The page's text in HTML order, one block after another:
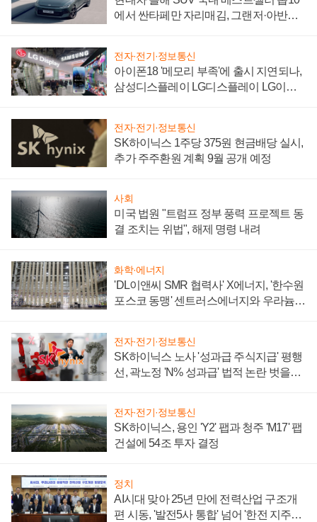
에서 싼타페만 자리매김, 그랜저·아반떼
전자·전기·정보통신
아이폰18 '메모리 부족'에 출시 지연되나,
삼성디스플레이 LG디스플레이 LG이노
전자·전기·정보통신
SK하이닉스 1주당 375원 현금배당 실시,
추가 주주환원 계획 9월 공개 예정
사회
미국 법원 "트럼프 정부 풍력 프로젝트 동
결 조치는 위법", 해제 명령 내려
화학·에너지
'DL이앤씨 SMR 협력사' X에너지, '한수원
포스코 동맹' 센트러스에너지와 우라늄
전자·전기·정보통신
SK하이닉스 노사 '성과급 주식지급' 평행
선, 곽노정 'N% 성과급' 법적 논란 벗을지
전자·전기·정보통신
SK하이닉스, 용인 'Y2' 팹과 청주 'M17' 팹
건설에 54조 투자 결정
정치
AI시대 맞아 25년 만에 전력산업 구조개
편 시동, '발전5사 통합' 넘어 '한전 지주사'